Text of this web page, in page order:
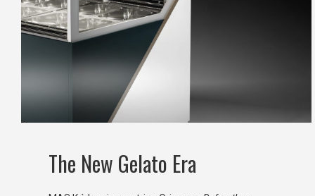
The New Gelato Era